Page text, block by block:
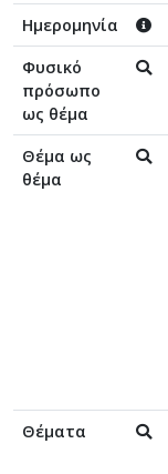
Ημερομηνία
Φυσικό
πρόσωπο
ως θέμα
Θέμα ως
θέμα
Θέματα